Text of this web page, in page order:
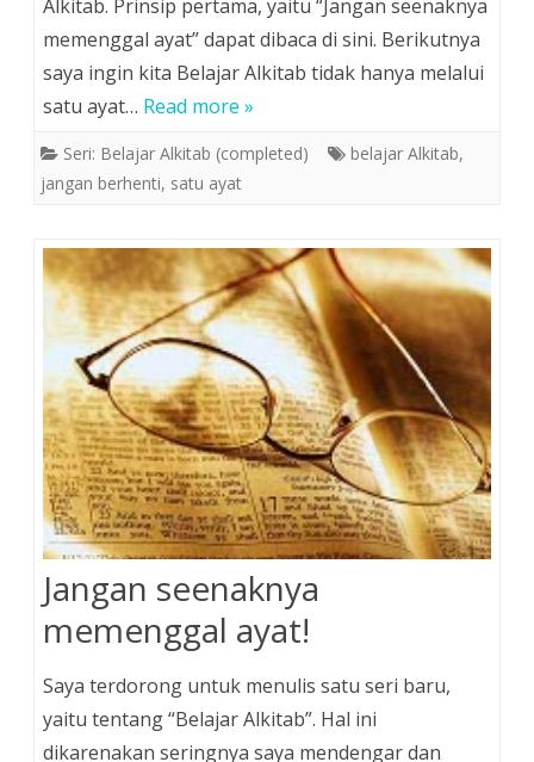
Alkitab. Prinsip pertama, yaitu “Jangan seenaknya
memenggal ayat” dapat dibaca di sini. Berikutnya
saya ingin kita Belajar Alkitab tidak hanya melalui
satu ayat… Read more »
Seri: Belajar Alkitab (completed) belajar Alkitab,
jangan berhenti, satu ayat
Jangan seenaknya
memenggal ayat!
Saya terdorong untuk menulis satu seri baru,
yaitu tentang “Belajar Alkitab”. Hal ini
dikarenakan seringnya saya mendengar dan